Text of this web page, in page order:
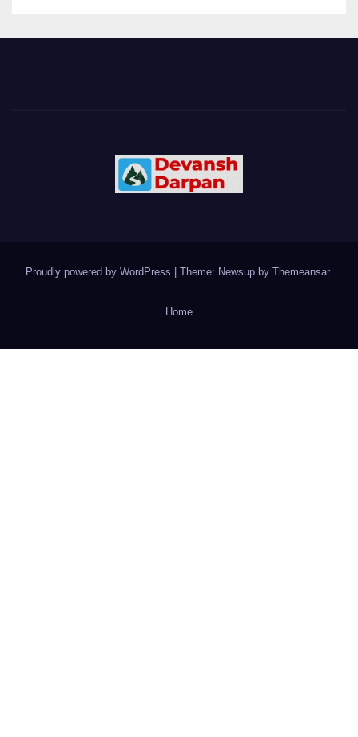
Proudly powered by WordPress Theme: Newsup by Themeansar.
Home